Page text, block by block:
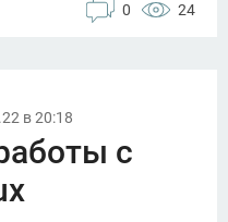
0 24
в 20:18
с